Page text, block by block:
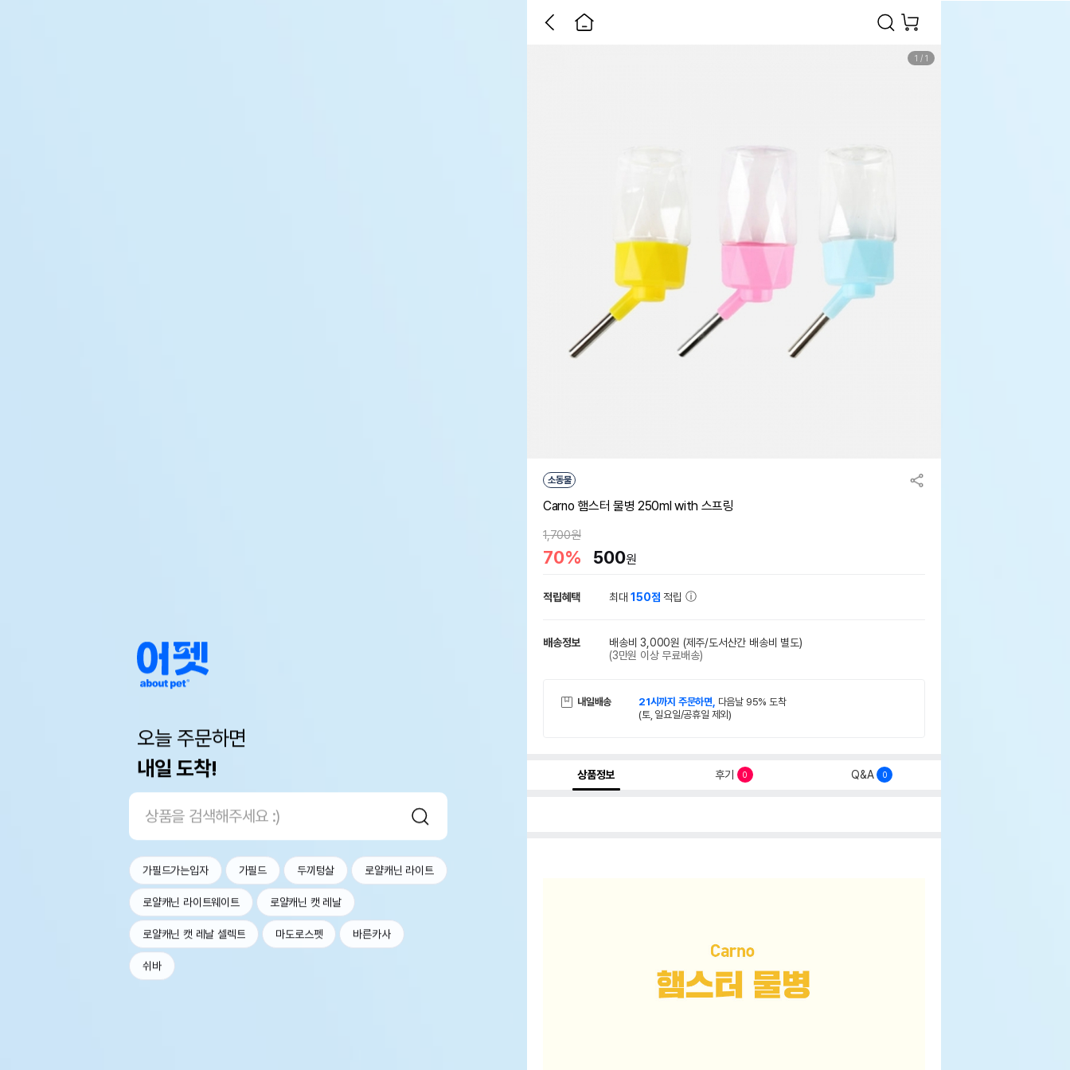
오늘 주문하면
내일 도착!
가필드가는입자 가필드 두끼텅살 로얄캐닌 라이트
로얄캐닌 라이트웨이트 로얄캐닌 캣 레날
로얄캐닌 캣 레날 셀렉트 마도로스펫 바른카사
쉬바
1 / 1
소동물
Carno 햄스터 물병 250ml with 스프링
1,700원
70% 500원
적립혜택 최대150점 적립
배송정보 배송비 3,000원 (제주/도서산간 배송비 별도)
(3만원 이상 무료배송)
내일배송 21시까지 주문하면, 다음날 95% 도착
(토, 일요일/공휴일 제외)
상품정보 후기 0 Q&A 0